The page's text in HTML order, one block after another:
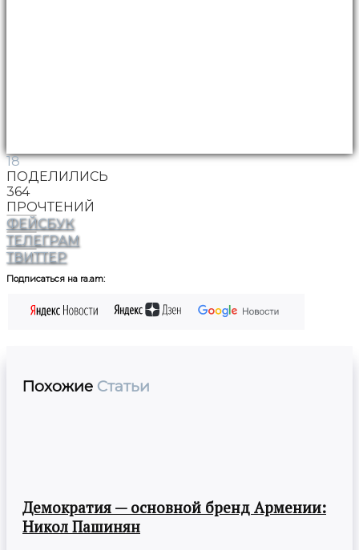
18
ПОДЕЛИЛИСЬ
364
ПРОЧТЕНИЙ
ФЕЙСБУК
ТЕЛЕГРАМ
ТВИТТЕР
Подписаться на ra.am:
Похожие Статьи
Демократия — основной бренд Армении:
Никол Пашинян